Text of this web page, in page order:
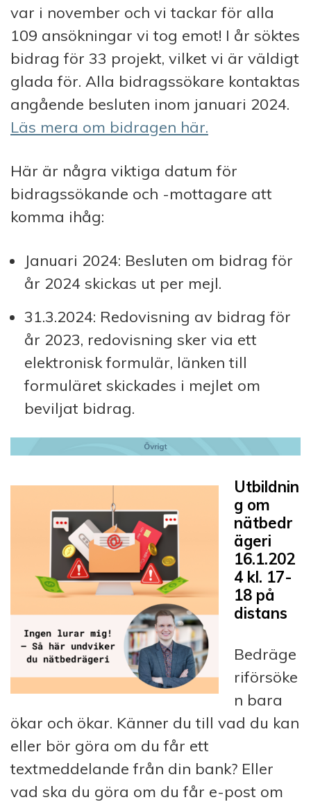
var i november och vi tackar för alla
109 ansökningar vi tog emot! I år söktes
bidrag för 33 projekt, vilket vi är väldigt
glada för. Alla bidragssökare kontaktas
angående besluten inom januari 2024.
Läs mera om bidragen här.
Här är några viktiga datum för
bidragssökande och -mottagare att
komma ihåg:
Januari 2024: Besluten om bidrag för
år 2024 skickas ut per mejl.
31.3.2024: Redovisning av bidrag för
år 2023, redovisning sker via ett
elektronisk formulär, länken till
formuläret skickades i mejlet om
beviljat bidrag.
Utbildnin
g om
nätbedr
ägeri
16.1.202
4 kl. 17-
18 på
distans
Bedräge
riförsöke
n bara
ökar och ökar. Känner du till vad du kan
eller bör göra om du får ett
textmeddelande från din bank? Eller
vad ska du göra om du får e-post om